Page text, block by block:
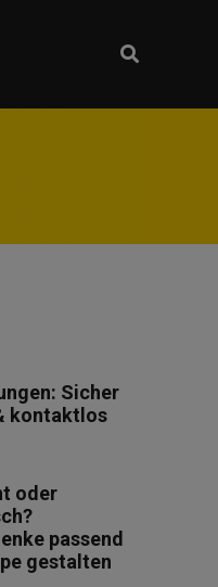
Sicher
kontaktlos
oder
passend
gestalten